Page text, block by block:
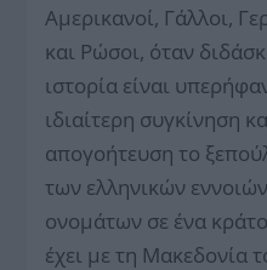
Αμερικανοί, Γάλλοι,
και Ρώσοι, όταν
ιστορία είναι
ιδιαίτερη συγκίνηση
απογοήτευση το
των ελληνικών
ονομάτων σε ένα
έχει με τη Μακεδονία